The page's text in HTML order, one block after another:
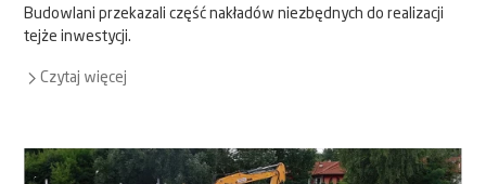
Budowlani przekazali część nakładów niezbędnych do realizacji
tejże inwestycji.
Czytaj więcej